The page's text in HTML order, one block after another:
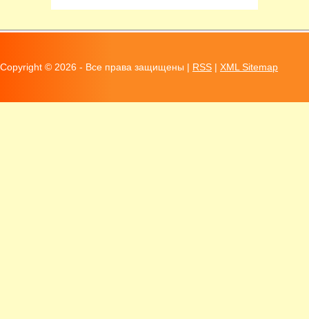
Copyright © 2026 - Все права защищены | RSS | XML Sitemap